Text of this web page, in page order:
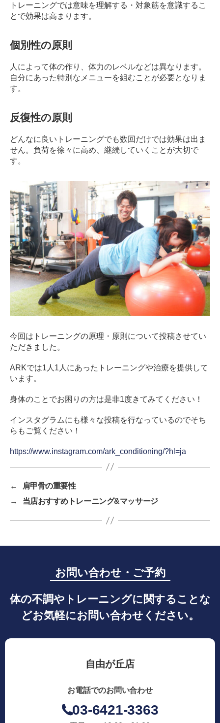
トレーニングでは意味を理解する・対象筋を意識するこ
とで効果は高まります。
個別性の原則
人によって体の作り、体力のレベルなどは異なります。
自分にあった特別なメニューを組むことが必要となりま
す。
反復性の原則
どんなに良いトレーニングでも数回だけでは効果は出ま
せん。 負荷を徐々に高め、継続していくことが大切で
す。
今回はトレーニングの原理・原則について投稿させてい
ただきました。
ARKでは1人1人にあったトレーニングや治療を提供して
います。
身体のことでお困りの方は是非1度きてみてください！
インスタグラムにも様々な投稿を行なっているのでそち
らもご覧ください！
https://www.instagram.com/ark_conditioning/?hl=ja
←
肩甲骨の重要性
→
当店おすすめトレーニング&マッサージ
お問い合わせ・ご予約
体の不調やトレーニングに関することな
どお気軽にお問い合わせください。
自由が丘店
お電話でのお問い合わせ
03-6421-3363